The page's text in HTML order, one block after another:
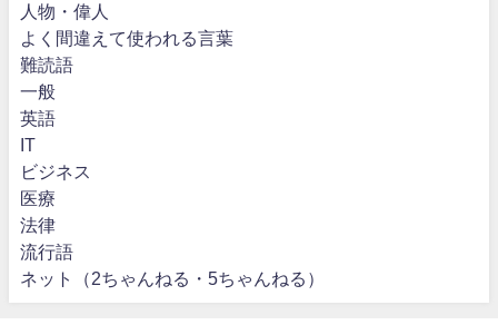
人物・偉人
よく間違えて使われる言葉
難読語
一般
英語
IT
ビジネス
医療
法律
流行語
ネット（2ちゃんねる・5ちゃんねる）